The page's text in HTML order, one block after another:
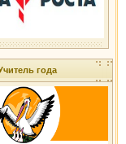
года